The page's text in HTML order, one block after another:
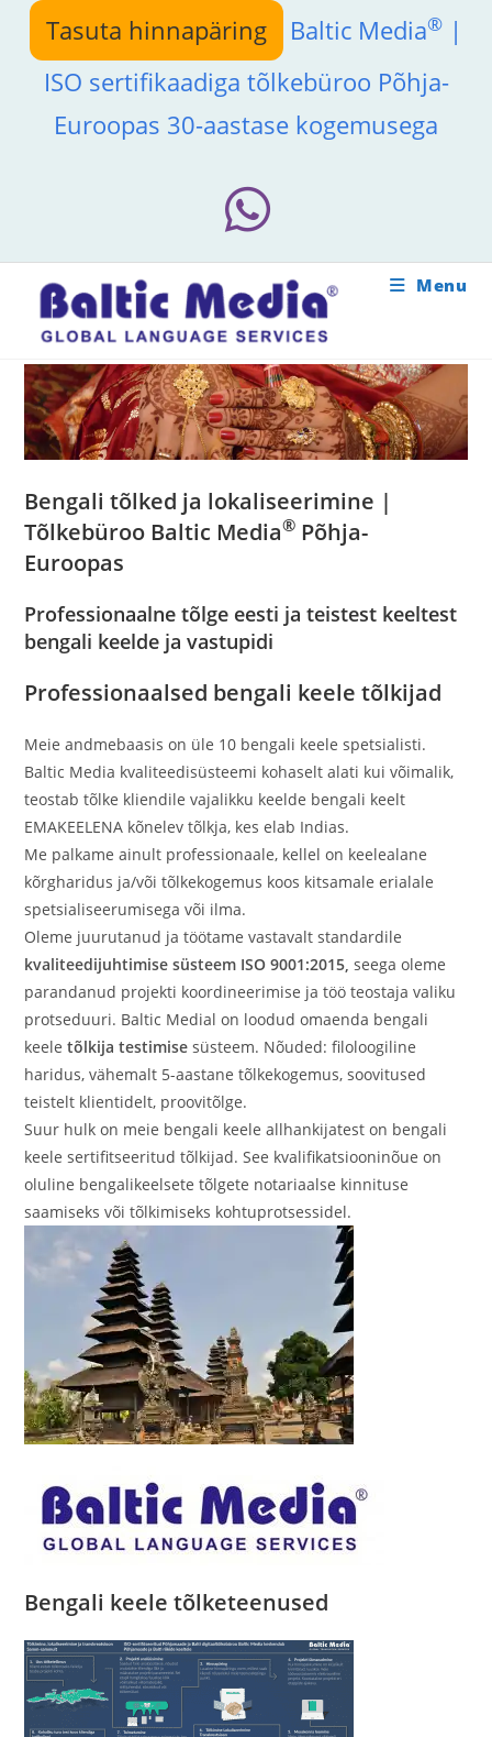
content
Tasuta hinnapäring Baltic Media® |
ISO sertifikaadiga tõlkebüroo Põhja-
Euroopas 30-aastase kogemusega
Menu
Bengali tõlked ja lokaliseerimine |
Tõlkebüroo Baltic Media® Põhja-
Euroopas
Professionaalne tõlge eesti ja teistest keeltest
bengali keelde ja vastupidi
Professionaalsed bengali keele tõlkijad
Meie andmebaasis on üle 10 bengali keele spetsialisti.
Baltic Media kvaliteedisüsteemi kohaselt alati kui võimalik,
teostab tõlke kliendile vajalikku keelde bengali keelt
EMAKEELENA kõnelev tõlkja, kes elab Indias.
Me palkame ainult professionaale, kellel on keelealane
kõrgharidus ja/või tõlkekogemus koos kitsamale erialale
spetsialiseerumisega või ilma.
Oleme juurutanud ja töötame vastavalt standardile
kvaliteedijuhtimise süsteem ISO 9001:2015,seega oleme
parandanud projekti koordineerimise ja töö teostaja valiku
protseduuri. Baltic Medial on loodud omaenda bengali
keeletõlkija testimisesüsteem. Nõuded: filoloogiline
haridus, vähemalt 5-aastane tõlkekogemus, soovitused
teistelt klientidelt, proovitõlge.
Suur hulk on meie bengali keele allhankijatest on bengali
keele sertifitseeritud tõlkijad. See kvalifikatsiooninõue on
oluline bengalikeelsete tõlgete notariaalse kinnituse
saamiseks või tõlkimiseks kohtuprotsessidel.
Bengali keele tõlketeenused